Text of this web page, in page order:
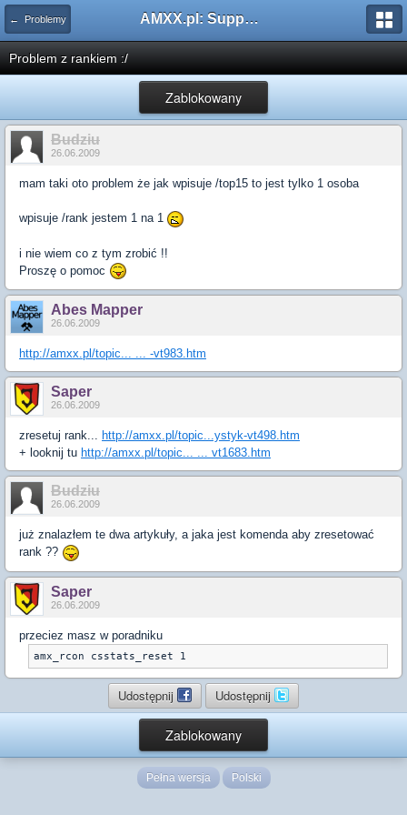
← Problemy AMXX.pl: Support AMX Mod X i SourceMod
Problem z rankiem :/
Zablokowany
Budziu
26.06.2009
mam taki oto problem że jak wpisuje /top15 to jest tylko 1 osoba
wpisuje /rank jestem 1 na 1
i nie wiem co z tym zrobić !!
Proszę o pomoc
Abes Mapper
26.06.2009
http://amxx.pl/topic... ... -vt983.htm
Saper
26.06.2009
zresetuj rank... http://amxx.pl/topic...ystyk-vt498.htm
+ looknij tu http://amxx.pl/topic... ... vt1683.htm
Budziu
26.06.2009
już znalazłem te dwa artykuły, a jaka jest komenda aby zresetować
rank ??
Saper
26.06.2009
przeciez masz w poradniku
amx_rcon csstats_reset 1
Udostępnij Udostępnij
Zablokowany
Pełna wersja Polski